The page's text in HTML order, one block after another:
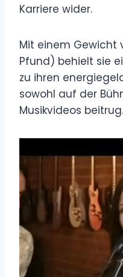
Karriere wider.
Mit einem Gewicht
Pfund) behielt sie
zu ihren
sowohl auf der
Musikvideos beitrug.